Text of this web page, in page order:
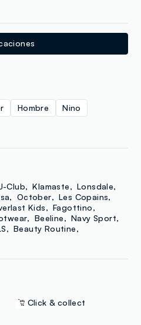
Hombre
Nino
Club Klamaste
Lonsdale
October
Les Copains
Kids
Fagottino
Beeline
Navy Sport
Beauty Routine
Click & collect